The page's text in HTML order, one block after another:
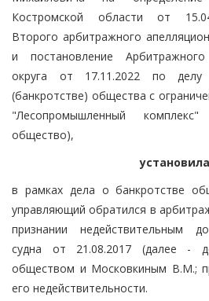
Костромской области от
Второго арбитражного
и постановление
округа от 17.11.2022 по делу
(банкротстве) общества с
"Лесопромышленный
общество),
в рамках дела о банкротстве
управляющий обратился в
признании недействительным
судна от 21.08.2017 (далее -
обществом и Московкиным В.М.;
его недействительности.